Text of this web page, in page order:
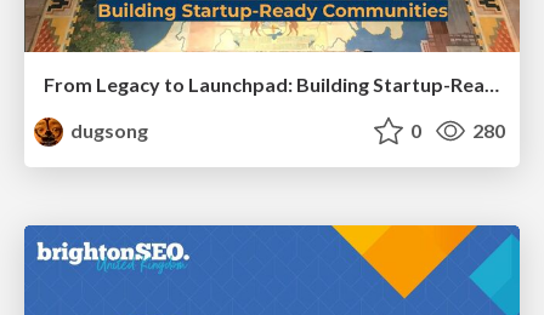
From Legacy to Launchpad: Building Startup-Ready Communities
dugsong
0 280